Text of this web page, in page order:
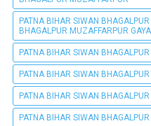
PATNA BIHAR SIWAN
BHAGALPUR MUZAFFARPUR GAYA
PATNA BIHAR SIWAN
PATNA BIHAR SIWAN
PATNA BIHAR SIWAN
PATNA BIHAR SIWAN